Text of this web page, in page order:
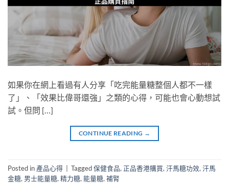
如果你在網上看過有人分享「吃完能量糖整個人都不一樣
了」、「效果比偉哥還強」之類的心得，可能也會心動想試
試。但問 […]
CONTINUE READING →
Posted in 產品心得 Tagged保健食品, 正品香港購買, 汗馬糖功效, 汗馬
金糖, 男士能量糖, 精力糖, 能量糖, 補腎